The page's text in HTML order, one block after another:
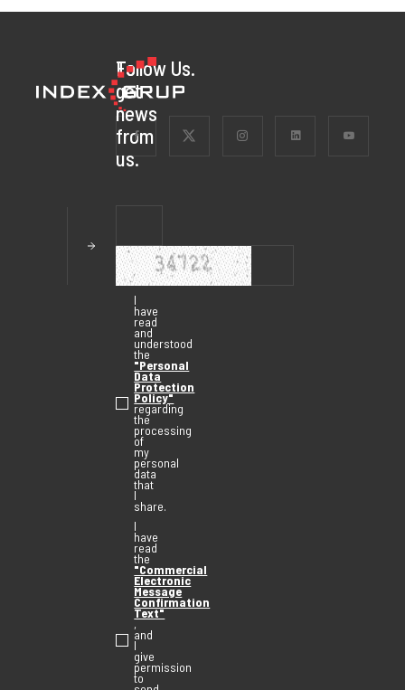
To
get
news
from
us.
I
have
read
and
understood
the
"Personal
Data
Protection
Policy"
regarding
the
processing
of
my
personal
data
that
I
share.
I
have
read
the
"Commercial
Electronic
Message
Confirmation
Text"
,
and
I
give
permission
to
Follow Us.